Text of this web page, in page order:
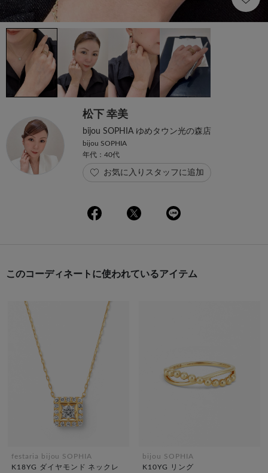
松下 幸美
bijou SOPHIA ゆめタウン光の森店
bijou SOPHIA
年代：40代
お気に入りスタッフに追加
このコーディネートに使われているアイテム
festaria bijou SOPHIA
K18YG ダイヤモンド ネックレ
bijou SOPHIA
K10YG リング